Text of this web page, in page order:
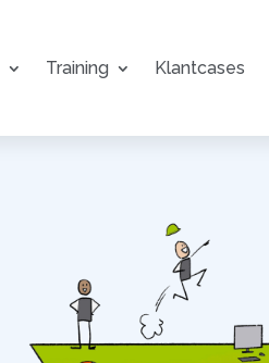
Training Klantcases